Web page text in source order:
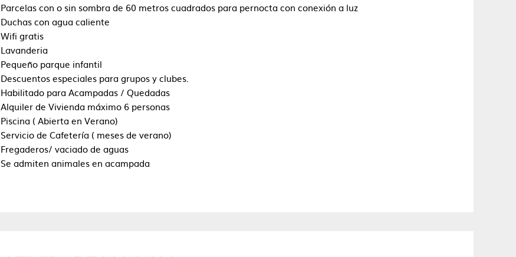
Parcelas con o sin sombra de 60 metros cuadrados para pernocta con conexión a luz
Duchas con agua caliente
Wifi gratis
Lavanderia
Pequeño parque infantil
Descuentos especiales para grupos y clubes.
Habilitado para Acampadas / Quedadas
Alquiler de Vivienda máximo 6 personas
Piscina ( Abierta en Verano)
Servicio de Cafetería ( meses de verano)
Fregaderos/ vaciado de aguas
Se admiten animales en acampada